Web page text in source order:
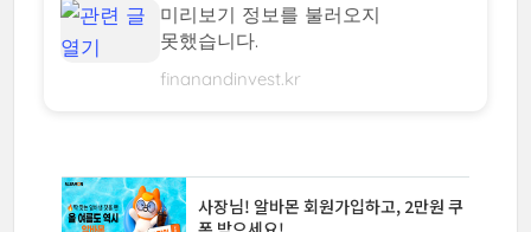
미리보기 정보를 불러오지
못했습니다.
finanandinvest.kr